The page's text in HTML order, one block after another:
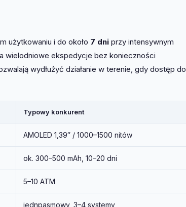
użytkowaniu i do około 7 dni przy intensywnym
wielodniowe ekspedycje bez konieczności
wydłużyć działanie w terenie, gdy dostęp do
Typowy konkurent
AMOLED 1,39″ / 1000–1500 nitów
ok. 300–500 mAh, 10–20 dni
5–10 ATM
jednpasmowy, 3–4 systemy